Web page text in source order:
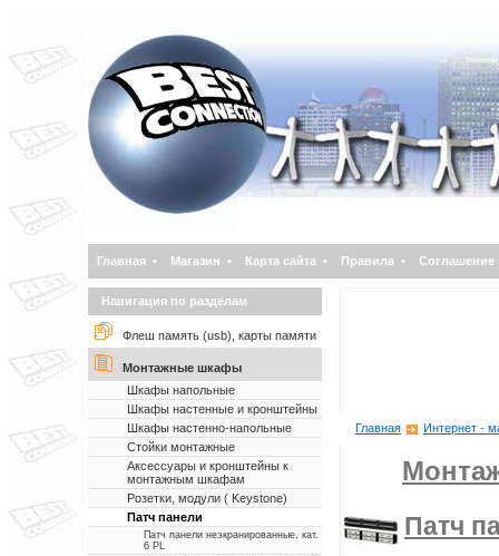
Главная • Магазин • Карта сайта • Правила • Соглашение
Навигация по разделам
Флеш память (usb), карты памяти
Монтажные шкафы
Шкафы напольные
Шкафы настенные и кронштейны
Шкафы настенно-напольные
Стойки монтажные
Аксессуары и кронштейны к
монтажным шкафам
Розетки, модули ( Keystone)
Патч панели
Патч панели неэкранированные, кат.
6 PL
Главная Интернет -
Патч